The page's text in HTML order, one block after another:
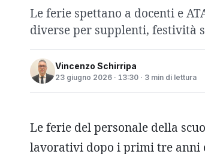
Le ferie spettano a docenti e
diverse per supplenti, festività
Vincenzo Schirripa
23 giugno 2026 · 13:30 · 3 min di lettura
Le ferie del personale della
lavorativi dopo i primi tre anni